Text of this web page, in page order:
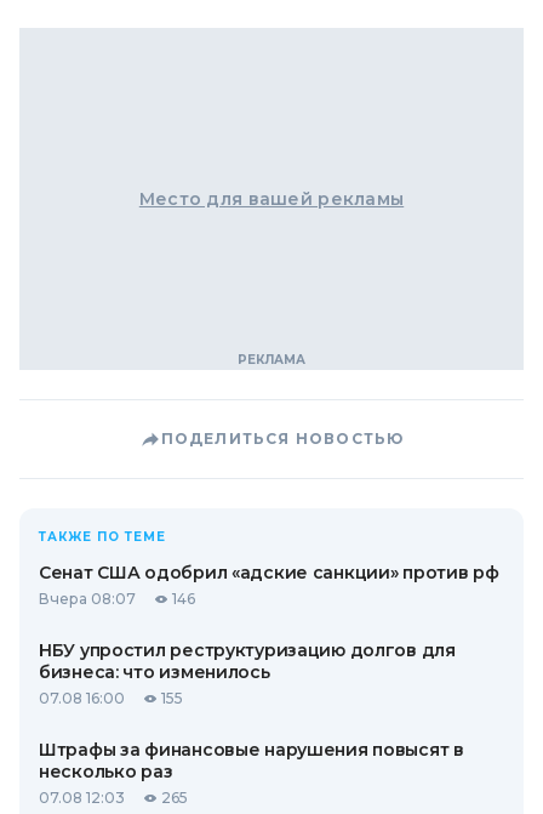
Место для вашей рекламы
ПОДЕЛИТЬСЯ НОВОСТЬЮ
ТАКЖЕ ПО ТЕМЕ
Сенат США одобрил «адские санкции» против рф
Вчера 08:07 146
НБУ упростил реструктуризацию долгов для
бизнеса: что изменилось
07.08 16:00 155
Штрафы за финансовые нарушения повысят в
несколько раз
07.08 12:03 265